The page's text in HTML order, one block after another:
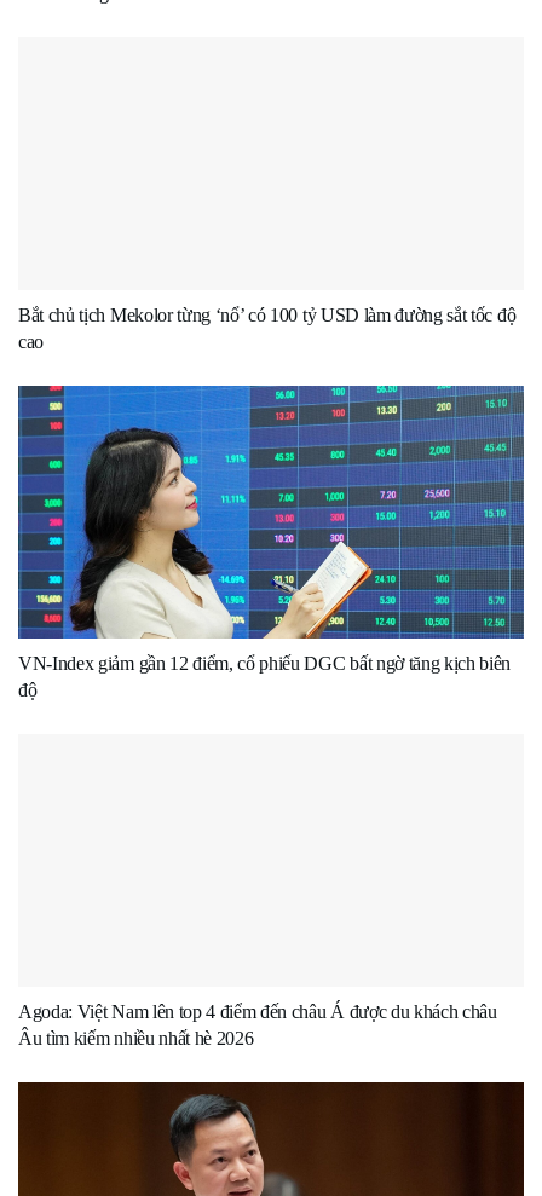
Bắt chủ tịch Mekolor từng ‘nổ’ có 100 tỷ USD làm đường sắt tốc độ
cao
VN-Index giảm gần 12 điểm, cổ phiếu DGC bất ngờ tăng kịch biên
độ
Agoda: Việt Nam lên top 4 điểm đến châu Á được du khách châu
Âu tìm kiếm nhiều nhất hè 2026